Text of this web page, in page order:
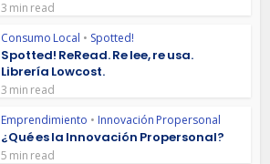
3 min read
Consumo Local • Spotted!
Spotted! ReRead. Re lee, re usa.
Librería Lowcost.
3 min read
Emprendimiento • Innovación Propersonal
¿Qué es la Innovación Propersonal?
5 min read